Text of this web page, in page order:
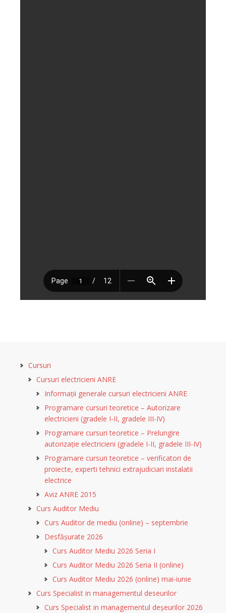
Cursuri
Cursuri electricieni ANRE
Informații generale cursuri electricieni ANRE
Programare cursuri teoretice – Autorizare
electricieni (gradele I-II, gradele III-IV)
Programare cursuri teoretice – Prelungire
autorizație electricieni (gradele I-II, gradele III-IV)
Programare cursuri teoretice – verificatori de
proiecte, experti tehnici extrajudiciari instalatii
electrice
Aviz ANRE 2015
Curs Auditor Mediu
Curs Auditor de mediu (online) – septembrie
Desfășurate 2026
Curs Auditor Mediu 2026 Seria I
Curs Auditor Mediu 2026 Seria II (online)
Curs Auditor Mediu 2026 (online) mai-iunie
Curs Specialist in managementul deseurilor
Curs Specialist in managementul deșeurilor 2026